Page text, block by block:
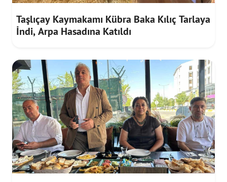
Taşlıçay Kaymakamı Kübra Baka Kılıç Tarlaya
İndi, Arpa Hasadına Katıldı